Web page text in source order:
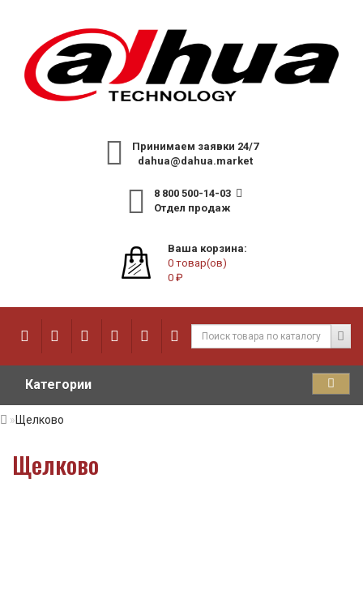
Принимаем заявки 24/7
dahua@dahua.market
8 800 500-14-03
Отдел продаж
Ваша корзина:
0 товар(ов)
0 ₽
Категории
Щелково
Щелково